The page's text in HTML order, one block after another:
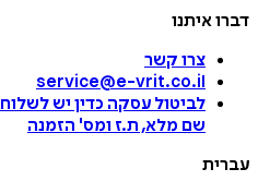
דברו איתנו
צרו קשר
service@e-vrit.co.il
לביטול עסקה כדין יש לשלוח
שם מלא, ת.ז ומס' הזמנה
עברית